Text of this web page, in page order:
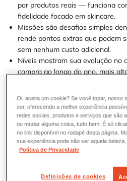
por produtos reais — funciona
fidelidade focado em skincare.
Missões são desafios simples
rende pontos extras que podem
sem nenhum custo adicional.
Níveis mostram sua evolução no
compra ao longo do ano, mais
A progressão de nível funciona
avalia automaticamente seus
dia do mês — sobe ou desce
Missões e níveis são coisas
para resgate; níveis dependem do
quantidade de pontos acumulados.
Oi, aceita um cookie? Se você topar, nosso
ser, oferecendo a melhor experiência
redes sociais, produtos e serviços que são
ou mudar alguma coisa, tudo bem. É só
no link disponível no rodapé desta página.
sua experiência pode não ser aquela
Política de Privacidade
Definições de cookies